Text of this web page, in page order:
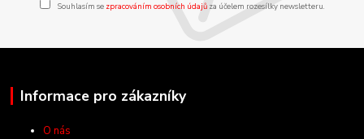
Souhlasím se zpracováním osobních údajůza účelem rozesílky newsletteru.
Informace pro zákazníky
O nás